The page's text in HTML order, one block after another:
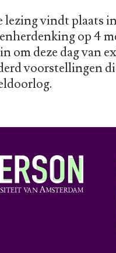
lezing vindt plaats
op 4
om deze dag van
voorstellingen